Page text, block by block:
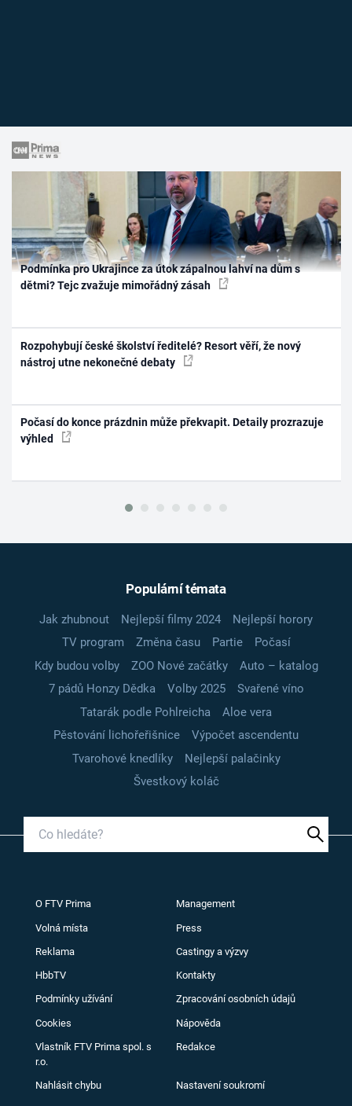
Podmínka pro Ukrajince za útok zápalnou lahví na dům s
dětmi? Tejc zvažuje mimořádný zásah
Rozpohybují české školství ředitelé? Resort věří, že nový
nástroj utne nekonečné debaty
Počasí do konce prázdnin může překvapit. Detaily prozrazuje
výhled
Populární témata
Jak zhubnout Nejlepší filmy 2024
Nejlepší horory
TV program
Změna času Partie
Počasí
Kdy budou volby
ZOO Nové začátky
Auto – katalog
7 pádů Honzy Dědka
Volby 2025
Svařené víno
Tatarák podle Pohlreicha
Aloe vera
Pěstování lichořeřišnice
Výpočet ascendentu
Tvarohové knedlíky
Nejlepší palačinky
Švestkový koláč
O FTV Prima Management
Volná místa Press
Reklama Castingy a výzvy
HbbTV Kontakty
Podmínky užívání Zpracování osobních údajů
Cookies Nápověda
Vlastník FTV Prima spol. s
r.o.
Redakce
Nahlásit chybu Nastavení soukromí